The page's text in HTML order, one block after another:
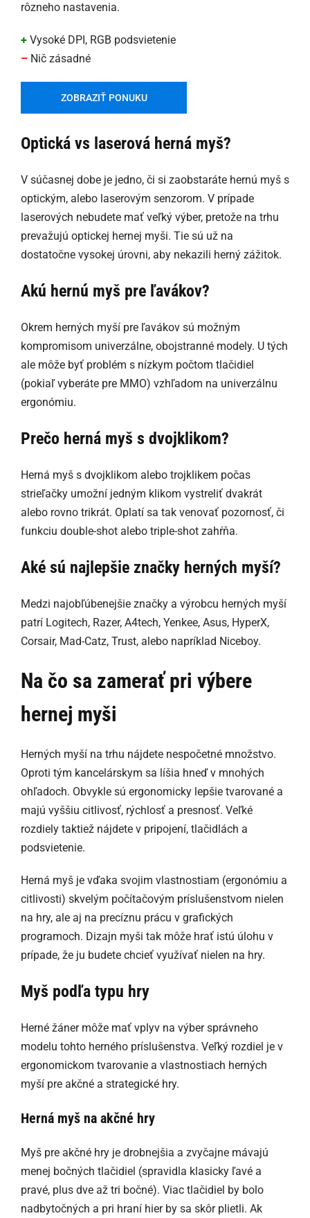
rôzneho nastavenia.
+ Vysoké DPI, RGB podsvietenie
– Nič zásadné
ZOBRAZIŤ PONUKU
Optická vs laserová herná myš?
V súčasnej dobe je jedno, či si zaobstaráte hernú myš s
optickým, alebo laserovým senzorom. V prípade
laserových nebudete mať veľký výber, pretože na trhu
prevažujú optickej hernej myši. Tie sú už na
dostatočne vysokej úrovni, aby nekazili herný zážitok.
Akú hernú myš pre ľavákov?
Okrem herných myší pre ľavákov sú možným
kompromisom univerzálne, obojstranné modely. U tých
ale môže byť problém s nízkym počtom tlačidiel
(pokiaľ vyberáte pre MMO) vzhľadom na univerzálnu
ergonómiu.
Prečo herná myš s dvojklikom?
Herná myš s dvojklikom alebo trojklikem počas
strieľačky umožní jedným klikom vystreliť dvakrát
alebo rovno trikrát. Oplatí sa tak venovať pozornosť, či
funkciu double-shot alebo triple-shot zahŕňa.
Aké sú najlepšie značky herných myší?
Medzi najobľúbenejšie značky a výrobcu herných myší
patrí Logitech, Razer, A4tech, Yenkee, Asus, HyperX,
Corsair, Mad-Catz, Trust, alebo napríklad Niceboy.
Na čo sa zamerať pri výbere
hernej myši
Herných myší na trhu nájdete nespočetné množstvo.
Oproti tým kancelárskym sa líšia hneď v mnohých
ohľadoch. Obvykle sú ergonomicky lepšie tvarované a
majú vyššiu citlivosť, rýchlosť a presnosť. Veľké
rozdiely taktiež nájdete v pripojení, tlačidlách a
podsvietenie.
Herná myš je vďaka svojim vlastnostiam (ergonómiu a
citlivosti) skvelým počítačovým príslušenstvom nielen
na hry, ale aj na precíznu prácu v grafických
programoch. Dizajn myši tak môže hrať istú úlohu v
prípade, že ju budete chcieť využívať nielen na hry.
Myš podľa typu hry
Herné žáner môže mať vplyv na výber správneho
modelu tohto herného príslušenstva. Veľký rozdiel je v
ergonomickom tvarovanie a vlastnostiach herných
myší pre akčné a strategické hry.
Herná myš na akčné hry
Myš pre akčné hry je drobnejšia a zvyčajne mávajú
menej bočných tlačidiel (spravidla klasicky ľavé a
pravé, plus dve až tri bočné). Viac tlačidiel by bolo
nadbytočných a pri hraní hier by sa skôr plietli. Ak